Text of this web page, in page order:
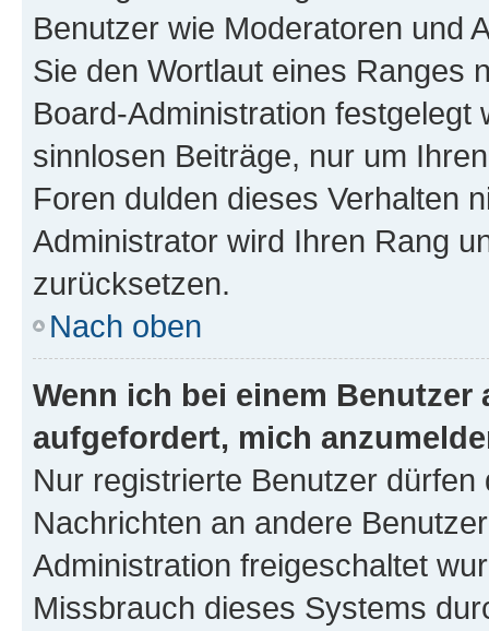
Benutzer wie Moderatoren und
Sie den Wortlaut eines Ranges
Board-Administration
sinnlosen Beiträge, nur um
Foren dulden dieses Verhalten
Administrator wird Ihren Rang
zurücksetzen.
Nach oben
Wenn ich bei einem
aufgefordert, mich
Nur registrierte Benutzer
Nachrichten an andere
Administration freigeschaltet
Missbrauch dieses Systems